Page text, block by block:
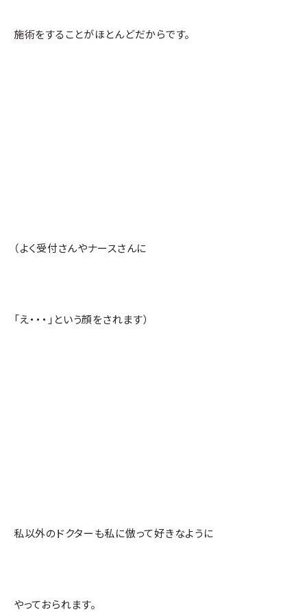
施術をすることがほとんどだからです。
（よく受付さんやナースさんに
「え・・・」という顔をされます）
私以外のドクターも私に倣って好きなように
やっておられます。